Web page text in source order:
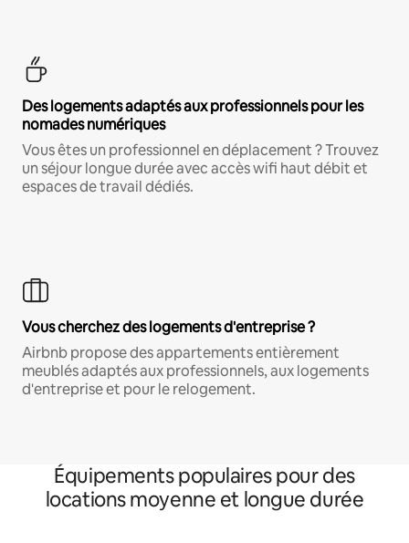
Des logements adaptés aux professionnels pour les
nomades numériques
Vous êtes un professionnel en déplacement ? Trouvez
un séjour longue durée avec accès wifi haut débit et
espaces de travail dédiés.
Vous cherchez des logements d'entreprise ?
Airbnb propose des appartements entièrement
meublés adaptés aux professionnels, aux logements
d'entreprise et pour le relogement.
Équipements populaires pour des
locations moyenne et longue durée